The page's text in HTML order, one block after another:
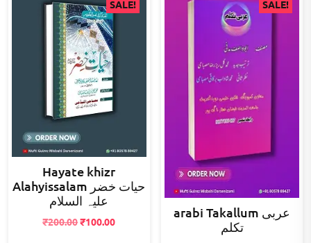
SALE!
Hayate khizr
Alahyissalam حیات خضر
علیہ السلام
₹200.00Original
₹100.00Current
SALE!
arabi Takallum عربی
تکلم